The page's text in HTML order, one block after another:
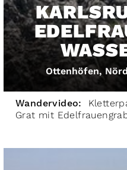
Ottenhöfen,
Wandervideo:
Grat mit